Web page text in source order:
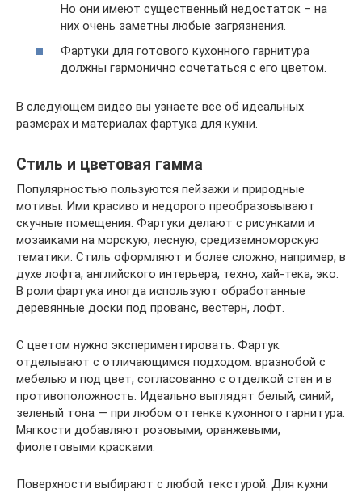
Но они имеют существенный недостаток – на
них очень заметны любые загрязнения.
Фартуки для готового кухонного гарнитура
должны гармонично сочетаться с его цветом.
В следующем видео вы узнаете все об идеальных
размерах и материалах фартука для кухни.
Стиль и цветовая гамма
Популярностью пользуются пейзажи и природные
мотивы. Ими красиво и недорого преобразовывают
скучные помещения. Фартуки делают с рисунками и
мозаиками на морскую, лесную, средиземноморскую
тематики. Стиль оформляют и более сложно, например, в
духе лофта, английского интерьера, техно, хай-тека, эко.
В роли фартука иногда используют обработанные
деревянные доски под прованс, вестерн, лофт.
С цветом нужно экспериментировать. Фартук
отделывают с отличающимся подходом: вразнобой с
мебелью и под цвет, согласованно с отделкой стен и в
противоположность. Идеально выглядят белый, синий,
зеленый тона — при любом оттенке кухонного гарнитура.
Мягкости добавляют розовыми, оранжевыми,
фиолетовыми красками.
Поверхности выбирают с любой текстурой. Для кухни